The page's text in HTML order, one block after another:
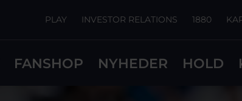
FANSHOP NYHEDER HOLD
PLAY INVESTOR RELATIONS 1880